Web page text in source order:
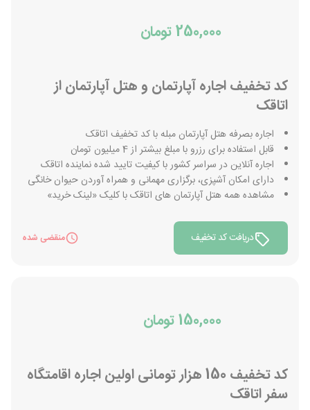
250,000 تومان
کد تخفیف اجاره آپارتمان و هتل آپارتمان از
اتاقک
اجاره بصرفه هتل آپارتمان مبله با کد تخفیف اتاقک
قابل استفاده برای رزرو با مبلغ بیشتر از 4 میلیون تومان
اجاره آنلاین در سراسر کشور با کیفیت تایید شده نماینده اتاقک
دارای امکان آشپزی، برگزاری مهمانی و همراه آوردن حیوان خانگی
مشاهده همه هتل آپارتمان های اتاقک با کلیک «لینک خرید»
دریافت کد تخفیف منقضی شده
150,000 تومان
کد تخفیف 150 هزار تومانی اولین اجاره اقامتگاه
سفر اتاقک